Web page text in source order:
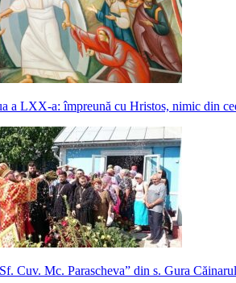
a LXX-a: împreună cu Hristos, nimic din
Cuv. Mc. Parascheva” din s. Gura